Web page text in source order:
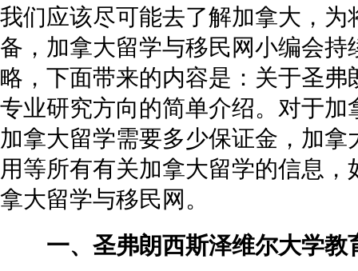
我们应该尽可能去了解加拿大，
备，加拿大留学与移民网小编会
略，下面带来的内容是：关于圣
专业研究方向的简单介绍。对于
加拿大留学需要多少保证金 ，加
用等所有有关加拿大留学的信息
拿大留学与移民网。
一、圣弗朗西斯泽维尔大学教